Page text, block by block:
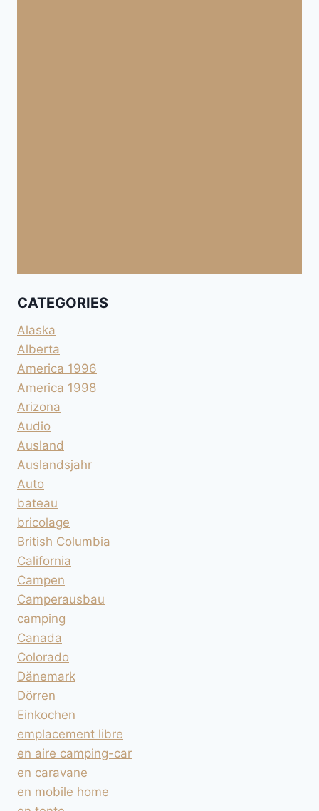
CATEGORIES
Alaska
Alberta
America 1996
America 1998
Arizona
Audio
Ausland
Auslandsjahr
Auto
bateau
bricolage
British Columbia
California
Campen
Camperausbau
camping
Canada
Colorado
Dänemark
Dörren
Einkochen
emplacement libre
en aire camping-car
en caravane
en mobile home